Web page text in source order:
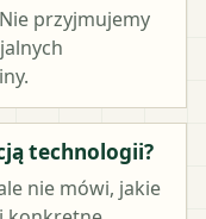
przyjmujemy
technologii?
nie mówi, jakie